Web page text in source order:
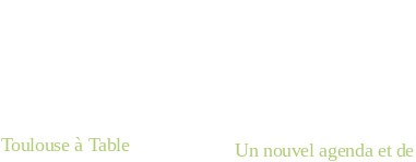
Toulouse à Table
Un nouvel agenda et de